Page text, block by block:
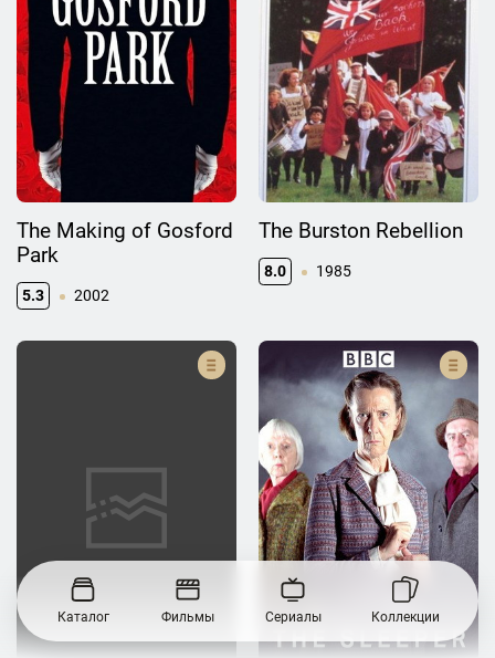
The Making of Gosford
Park
5.3 2002
The Burston Rebellion
8.0 1985
Каталог Фильмы Сериалы Коллекции